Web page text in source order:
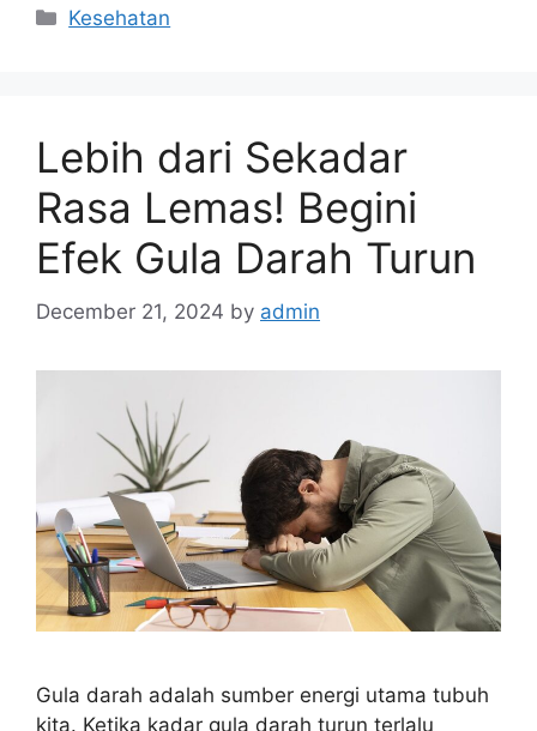
Categories
Kesehatan
Lebih dari Sekadar
Rasa Lemas! Begini
Efek Gula Darah Turun
December 21, 2024 by admin
Gula darah adalah sumber energi utama tubuh
kita. Ketika kadar gula darah turun terlalu